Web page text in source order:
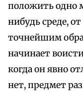
положить одно
нибудь среде,
точнейшим
начинает
когда он явно
нет, предмет